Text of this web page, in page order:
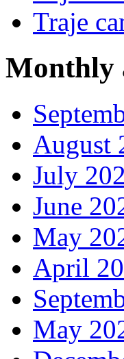
Traje
Monthly
August
July
June
May
April
May